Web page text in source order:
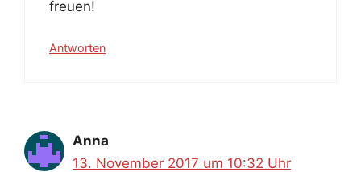
freuen!
Antworten
Anna
13. November 2017 um 10:32 Uhr